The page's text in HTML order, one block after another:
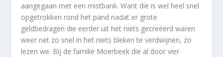
aangegaan met een mistbank. Want die is wel heel snel
opgetrokken rond het pand nadat er grote
geldbedragen die eerder uit het niets gecreëerd waren
weer net zo snel in het niets bleken te verdwijnen, zo
lezen we. Bij de familie Moerbeek die al door vier